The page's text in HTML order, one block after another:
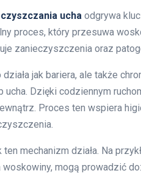
ucha odgrywa
proces, który przesuwa
zanieczyszczenia oraz
jak bariera, ale także
ucha. Dzięki codziennym
Proces ten wspiera
mechanizm działa. Na
woskowiny, mogą prowadzić do: